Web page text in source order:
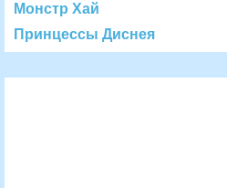
Монстр Хай
Принцессы Диснея